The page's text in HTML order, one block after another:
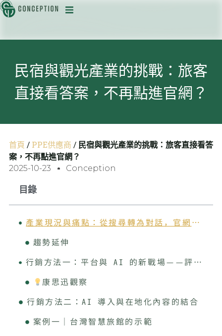
民宿與觀光產業的挑戰：旅客
直接看答案，不再點進官網？
首頁 / PPE供應商 / 民宿與觀光產業的挑戰：旅客直接看答
案，不再點進官網？
2025-10-23 Conception
目錄
產業現況與痛點：從搜尋轉為對話，官網流量全面下滑
趨勢延伸
行銷方法一：平台與 AI 的新戰場——評論、摘要與信號競爭
康思迅觀察
行銷方法二：AI 導入與在地化內容的結合
案例一｜台灣智慧旅館的示範